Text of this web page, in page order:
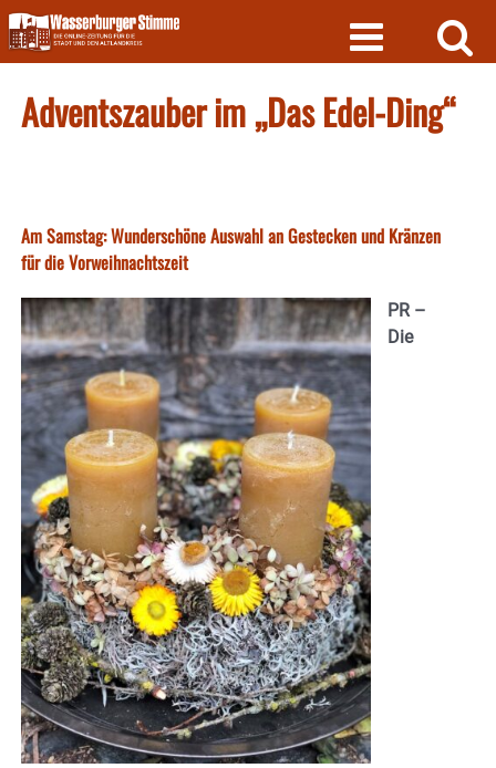
Skip
to
content
Adventszauber im „Das Edel-Ding“
Am Samstag: Wunderschöne Auswahl an Gestecken und Kränzen
für die Vorweihnachtszeit
PR –
Die